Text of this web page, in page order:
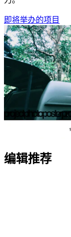
即将举办的项目
编辑推荐